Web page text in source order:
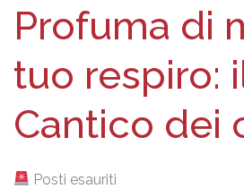
Profuma di
tuo respiro:
Cantico dei
Posti esauriti